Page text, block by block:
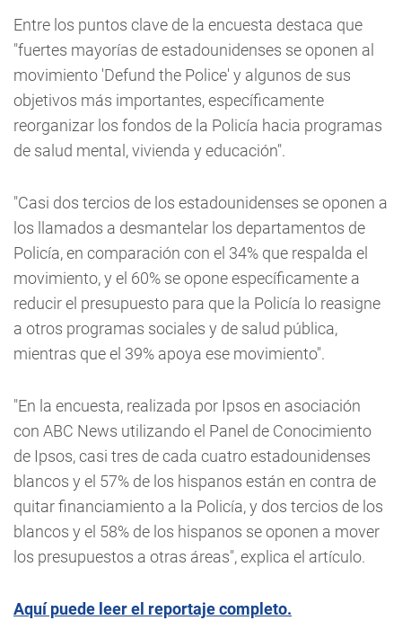
Entre los puntos clave de la encuesta destaca que
"fuertes mayorías de estadounidenses se oponen al
movimiento 'Defund the Police' y algunos de sus
objetivos más importantes, específicamente
reorganizar los fondos de la Policía hacia programas
de salud mental, vivienda y educación".
"Casi dos tercios de los estadounidenses se oponen a
los llamados a desmantelar los departamentos de
Policía, en comparación con el 34% que respalda el
movimiento, y el 60% se opone específicamente a
reducir el presupuesto para que la Policía lo reasigne
a otros programas sociales y de salud pública,
mientras que el 39% apoya ese movimiento".
"En la encuesta, realizada por Ipsos en asociación
con ABC News utilizando el Panel de Conocimiento
de Ipsos, casi tres de cada cuatro estadounidenses
blancos y el 57% de los hispanos están en contra de
quitar financiamiento a la Policía, y dos tercios de los
blancos y el 58% de los hispanos se oponen a mover
los presupuestos a otras áreas", explica el artículo.
Aquí puede leer el reportaje completo.